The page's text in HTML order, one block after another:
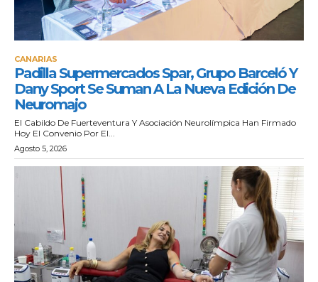
CANARIAS
Padilla Supermercados Spar, Grupo Barceló Y
Dany Sport Se Suman A La Nueva Edición De
Neuromajo
El Cabildo De Fuerteventura Y Asociación Neurolímpica Han Firmado
Hoy El Convenio Por El...
Agosto 5, 2026